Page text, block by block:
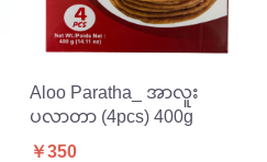
Aloo Paratha_ အာလူး
ပလာတာ (4pcs) 400g
￥350